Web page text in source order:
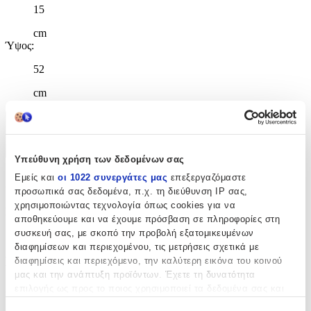
Υπεύθυνη χρήση των δεδομένων σας
Εμείς και οι 1022 συνεργάτες μας επεξεργαζόμαστε
προσωπικά σας δεδομένα, π.χ. τη διεύθυνση IP σας,
χρησιμοποιώντας τεχνολογία όπως cookies για να
αποθηκεύουμε και να έχουμε πρόσβαση σε πληροφορίες στη
συσκευή σας, με σκοπό την προβολή εξατομικευμένων
διαφημίσεων και περιεχομένου, τις μετρήσεις σχετικά με
διαφημίσεις και περιεχόμενο, την καλύτερη εικόνα του κοινού
μας και την ανάπτυξη προϊόντων. Έχετε τη δυνατότητα
15
cm
Ύψος:
52
cm
Χαρακτηριστικά
Κατασκευαστής :
Gim
Βασικά Χαρακτηριστικά